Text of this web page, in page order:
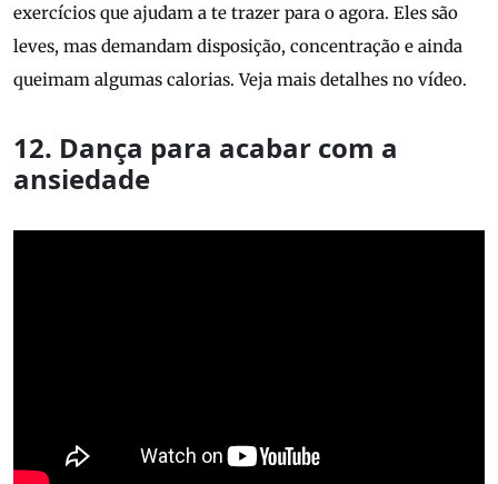
exercícios que ajudam a te trazer para o agora. Eles são
leves, mas demandam disposição, concentração e ainda
queimam algumas calorias. Veja mais detalhes no vídeo.
12. Dança para acabar com a
ansiedade